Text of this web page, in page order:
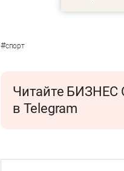
#спорт
Читайте БИЗНЕС
в Telegram